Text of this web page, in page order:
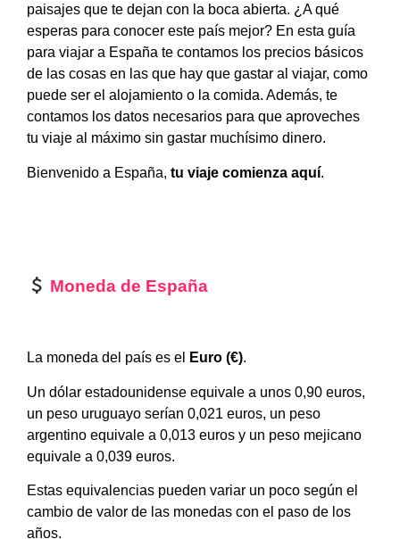
paisajes que te dejan con la boca abierta. ¿A qué
esperas para conocer este país mejor? En esta guía
para viajar a España te contamos los precios básicos
de las cosas en las que hay que gastar al viajar, como
puede ser el alojamiento o la comida. Además, te
contamos los datos necesarios para que aproveches
tu viaje al máximo sin gastar muchísimo dinero.
Bienvenido a España, tu viaje comienza aquí.
Moneda de España
La moneda del país es el Euro (€).
Un dólar estadounidense equivale a unos 0,90 euros,
un peso uruguayo serían 0,021 euros, un peso
argentino equivale a 0,013 euros y un peso mejicano
equivale a 0,039 euros.
Estas equivalencias pueden variar un poco según el
cambio de valor de las monedas con el paso de los
años.